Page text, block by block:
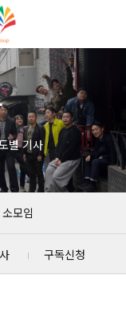
별 기사
소모임
구독신청